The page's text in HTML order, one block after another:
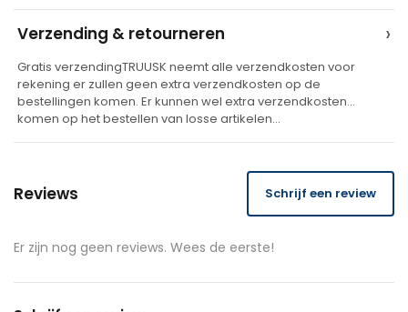
e
Verzending & retourneren ›
Gratis verzendingTRUUSK neemt alle verzendkosten voor
rekening er zullen geen extra verzendkosten op de
bestellingen komen. Er kunnen wel extra verzendkosten
komen op het bestellen van losse artikelen…
Reviews Schrijf een review
Er zijn nog geen reviews. Wees de eerste!